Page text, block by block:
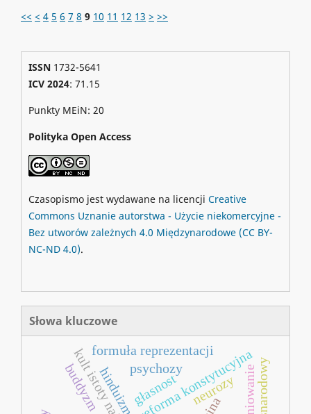
<< < 4 5 6 7 8 9 10 11 12 13 > >>
ISSN1732-5641
ICV 2024: 71.15
Punkty MEiN: 20
Polityka Open Access
Czasopismo jest wydawane na licencji Creative
Commons Uznanie autorstwa - Użycie niekomercyjne -
Bez utworów zależnych 4.0 Międzynarodowe (CC BY-
NC-ND 4.0).
Słowa kluczowe
reforma konstytucyjna
formuła reprezentacji
hinduizm
buddyzm głasnost neurozy
psychozy